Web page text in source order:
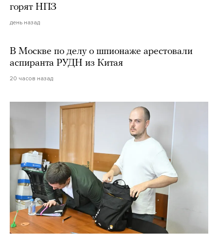
горят НПЗ
день назад
В Москве по делу о шпионаже арестовали
аспиранта РУДН из Китая
20 часов назад